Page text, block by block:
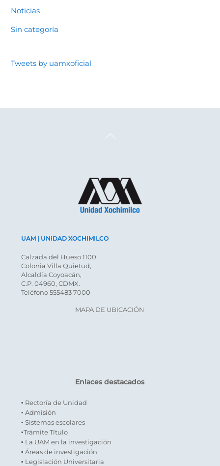
Noticias
Sin categoría
Tweets by uamxoficial
Back
UAM | UNIDAD XOCHIMILCO
Calzada del Hueso 1100,
Colonia Villa Quietud,
Alcaldía Coyoacán,
C.P. 04960, CDMX.
Teléfono 555483 7000
MAPA DE UBICACIÓN
Enlaces destacados
▪ Rectoría de Unidad
▪ Admisión
▪ Sistemas escolares
▪Trámite Título
▪ La UAM en la investigación
▪ Áreas de investigación
▪ Legislación Universitaria